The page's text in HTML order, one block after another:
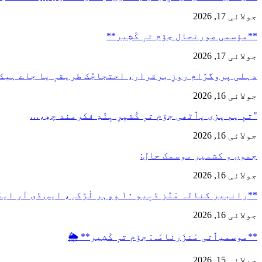
جولائی 17, 2026
**مؤسمی صورتحال جۆم تہٕ کٔشِیر**
جولائی 17, 2026
دہلی پروگرٛام روزِ برقرار، احتجاجُک طریقہٕ یا جاے
جولائی 16, 2026
"تمِ یم پزی پٲٹھی جۆم تہٕ کٔشیٖرِ ہٕنٛدِ فکرمند چھِ،…
جولائی 16, 2026
جموں و کشمیر موسمک حال:
جولائی 16, 2026
**رانبیر کنالہ مَنٛز ڈبِیو ۱۰ وۄہر لٔڑکہِ، ایس ڈی آر ایفَن…
جولائی 16, 2026
**موسمیٲتی مَنزَرنامَہ: جۆم تہٕ کٔشِیر** 🌦️
جولائی 15, 2026